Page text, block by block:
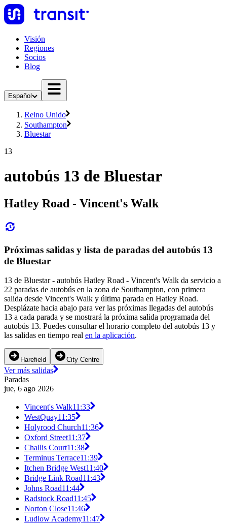
Visión
Regiones
Socios
Blog
Español
Reino Unido
Southampton
Bluestar
13
autobús 13 de Bluestar
Hatley Road - Vincent's Walk
Próximas salidas y lista de paradas del autobús 13
de Bluestar
13 de Bluestar - autobús Hatley Road - Vincent's Walk da servicio a
22 paradas de autobús en la zona de Southampton, con primera
salida desde Vincent's Walk y última parada en Hatley Road.
Desplázate hacia abajo para ver las próximas llegadas del autobús
13 a cada parada y se mostrará la próxima salida programada del
autobús 13. Puedes consultar el horario completo del autobús 13 y
las salidas en tiempo real en la aplicación.
Harefield City Centre
Ver más salidas
Paradas
jue, 6 ago 2026
Vincent's Walk11:33
WestQuay11:35
Holyrood Church11:36
Oxford Street11:37
Challis Court11:38
Terminus Terrace11:39
Itchen Bridge West11:40
Bridge Link Road11:43
Johns Road11:44
Radstock Road11:45
Norton Close11:46
Ludlow Academy11:47